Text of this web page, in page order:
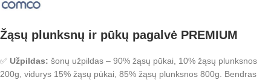
Žąsų plunksnų ir pūkų pagalvė PREMIUM
✅ Užpildas: šonų užpildas – 90% žąsų pūkai, 10% žąsų plunksnos
200g, vidurys 15% žąsų pūkai, 85% žąsų plunksnos 800g. Bendras